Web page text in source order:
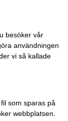
besöker vår
användningen
vi så kallade
som sparas på
webbplatsen.